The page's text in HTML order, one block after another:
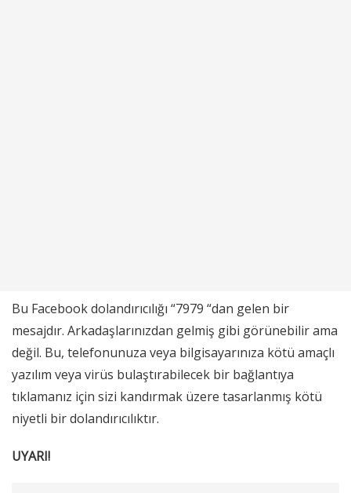
Bu Facebook dolandırıcılığı “7979 “dan gelen bir
mesajdır. Arkadaşlarınızdan gelmiş gibi görünebilir ama
değil. Bu, telefonunuza veya bilgisayarınıza kötü amaçlı
yazılım veya virüs bulaştırabilecek bir bağlantıya
tıklamanız için sizi kandırmak üzere tasarlanmış kötü
niyetli bir dolandırıcılıktır.
UYARI!